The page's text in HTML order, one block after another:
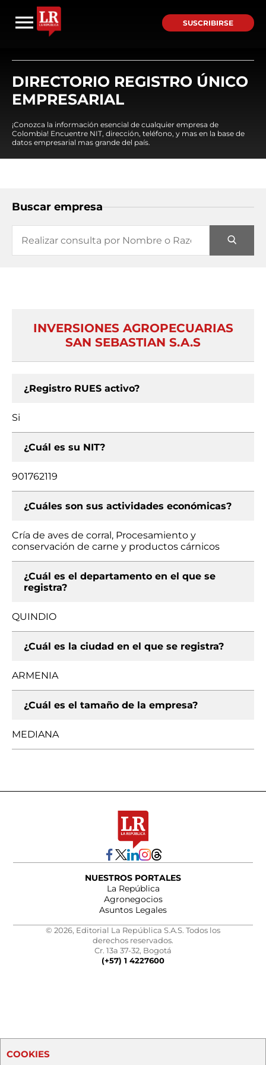
SUSCRIBIRSE
DIRECTORIO REGISTRO ÚNICO
EMPRESARIAL
¡Conozca la información esencial de cualquier empresa de
Colombia! Encuentre NIT, dirección, teléfono, y mas en la base de
datos empresarial mas grande del país.
Buscar empresa
INVERSIONES AGROPECUARIAS
SAN SEBASTIAN S.A.S
¿Registro RUES activo?
Si
¿Cuál es su NIT?
901762119
¿Cuáles son sus actividades económicas?
Cría de aves de corral, Procesamiento y
conservación de carne y productos cárnicos
¿Cuál es el departamento en el que se
registra?
QUINDIO
¿Cuál es la ciudad en el que se registra?
ARMENIA
¿Cuál es el tamaño de la empresa?
MEDIANA
NUESTROS PORTALES
La República
Agronegocios
Asuntos Legales
© 2026, Editorial La República S.A.S. Todos los
derechos reservados.
Cr. 13a 37-32, Bogotá
(+57) 1 4227600
COOKIES